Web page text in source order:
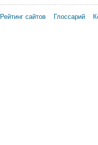
Рейтинг сайтов Глоссарий